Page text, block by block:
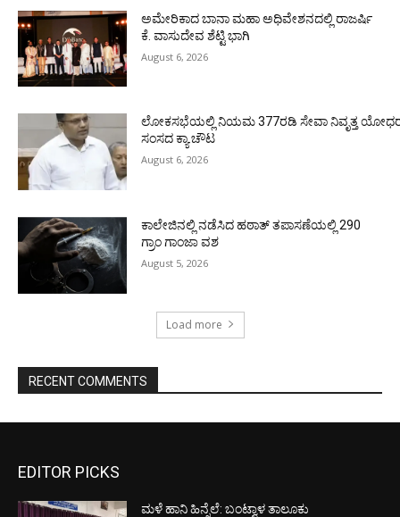
ಅಮೇರಿಕಾದ ಬಾನಾ ಮಹಾ ಅಧಿವೇಶನದಲ್ಲಿ ರಾಜರ್ಷಿ
ಕೆ. ವಾಸುದೇವ ಶೆಟ್ಟಿ ಭಾಗಿ
August 6, 2026
ಲೋಕಸಭೆಯಲ್ಲಿ ನಿಯಮ 377ರಡಿ ಸೇವಾ ನಿವೃತ್ತ
ಸಂಸದ ಕ್ಯಾ.ಚೌಟ
August 6, 2026
ಕಾಲೇಜಿನಲ್ಲಿ ನಡೆಸಿದ ಹಠಾತ್ ತಪಾಸಣೆಯಲ್ಲಿ 290
ಗ್ರಾಂ ಗಾಂಜಾ ವಶ
August 5, 2026
Load more
RECENT COMMENTS
EDITOR PICKS
ಮಳೆ ಹಾನಿ ಹಿನ್ನೆಲೆ: ಬಂಟ್ವಾಳ ತಾಲೂಕು